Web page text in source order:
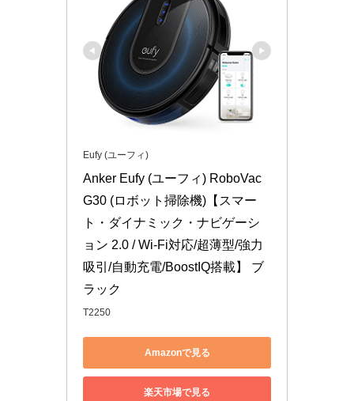
Eufy (ユーフィ)
Anker Eufy (ユーフィ) RoboVac
G30 (ロボット掃除機)【スマー
ト・ダイナミック・ナビゲーシ
ョン 2.0 / Wi-Fi対応/超薄型/強力
吸引/自動充電/BoostIQ搭載】 ブ
ラック
T2250
Amazonで見る
楽天市場で見る